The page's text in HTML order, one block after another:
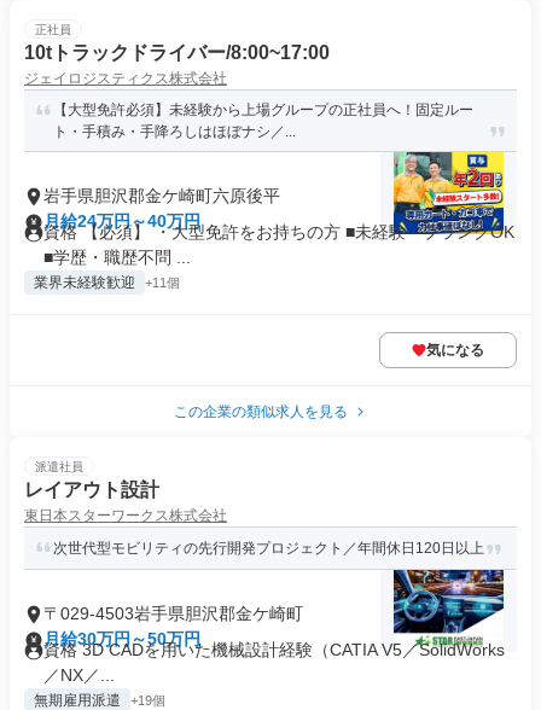
正社員
10tトラックドライバー/8:00~17:00
ジェイロジスティクス株式会社
【大型免許必須】未経験から上場グループの正社員へ！固定ルー
ト・手積み・手降ろしはほぼナシ／...
岩手県胆沢郡金ケ崎町六原後平
月給24万円～40万円
資格 【必須】 ・大型免許をお持ちの方 ■未経験・ブランクOK
■学歴・職歴不問 ...
業界未経験歓迎 +11個
気になる
この企業の類似求人を見る
派遣社員
レイアウト設計
東日本スターワークス株式会社
次世代型モビリティの先行開発プロジェクト／年間休日120日以上
〒029-4503岩手県胆沢郡金ケ崎町
月給30万円～50万円
資格 3D CADを用いた機械設計経験（CATIA V5／SolidWorks
／NX／...
無期雇用派遣 +19個